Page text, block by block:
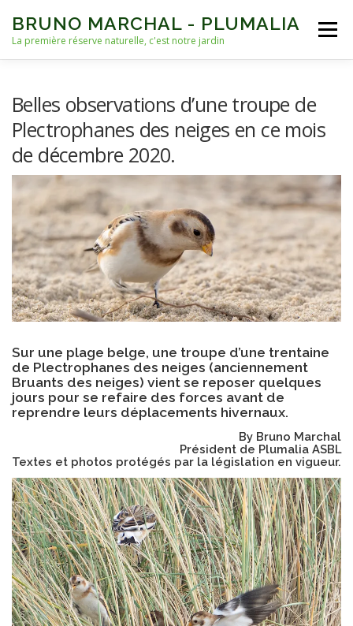
contenu
BRUNO MARCHAL - PLUMALIA
La première réserve naturelle, c'est notre jardin
Menu
NICHOIRS NOURRISSAGE ET EAU
Belles observations d’une troupe de
Plectrophanes des neiges en ce mois
de décembre 2020.
Sur une plage belge, une troupe d’une trentaine
de Plectrophanes des neiges (anciennement
Bruants des neiges) vient se reposer quelques
jours pour se refaire des forces avant de
reprendre leurs déplacements hivernaux.
By Bruno Marchal
Président de Plumalia ASBL
Textes et photos protégés par la législation en vigueur.